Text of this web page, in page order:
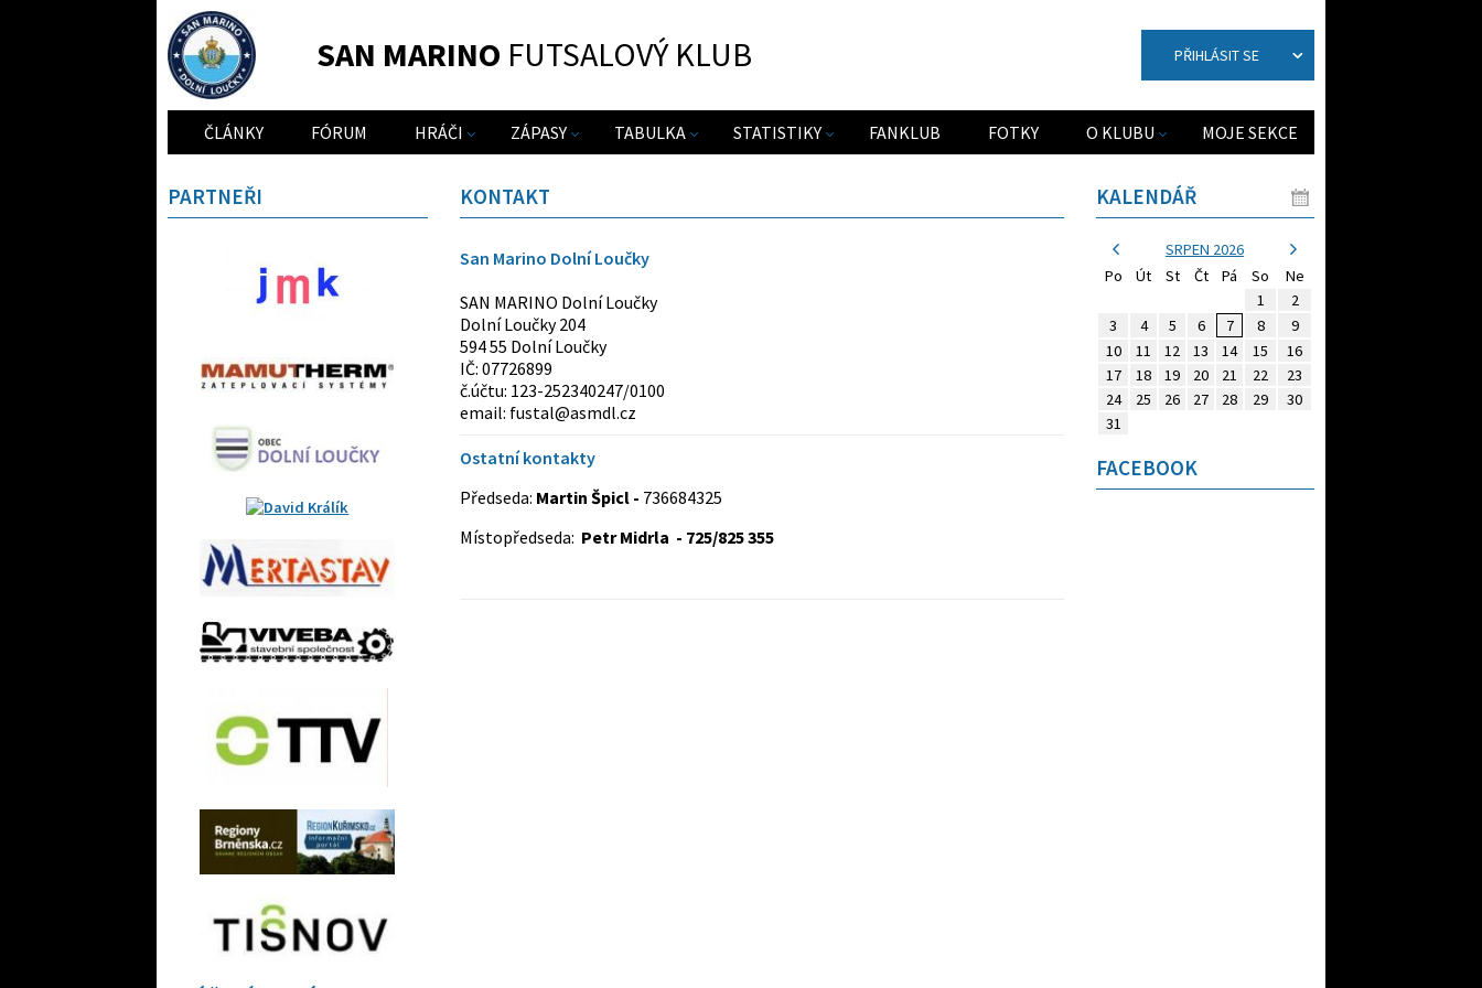
SAN MARINO FUTSALOVÝ KLUB PŘIHLÁSIT SE
ČLÁNKY FÓRUM HRÁČI ZÁPASY TABULKA STATISTIKY FANKLUB FOTKY O KLUBU MOJE SEKCE
KONTAKT
San Marino Dolní Loučky
SAN MARINO Dolní Loučky
Dolní Loučky 204
594 55 Dolní Loučky
IČ: 07726899
č.účtu: 123-252340247/0100
email: fustal@asmdl.cz
Ostatní kontakty
Předseda: Martin Špicl - 736684325
Místopředseda: Petr Midrla - 725/825 355
PARTNEŘI KALENDÁŘ
SRPEN 2026
Po
Út St Čt Pá So
Ne
1
2
3
4 5 6 7 8
9
10
11 12 13 14 15
16
17
18 19 20 21 22
23
24
25 26 27 28 29
30
31
FACEBOOK